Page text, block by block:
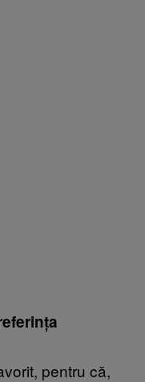
pentru că,